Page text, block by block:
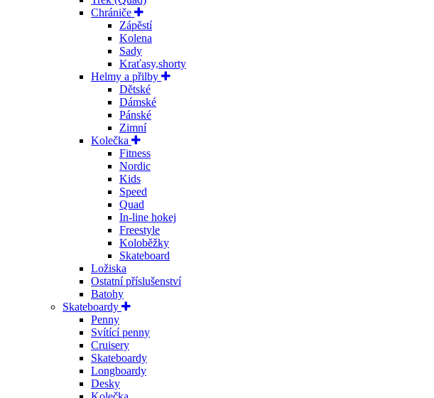
Chrániče
Zápěstí
Kolena
Sady
Kraťasy,shorty
Helmy a přilby
Dětské
Dámské
Pánské
Zimní
Kolečka
Fitness
Nordic
Kids
Speed
Quad
In-line hokej
Freestyle
Koloběžky
Skateboard
Ložiska
Ostatní příslušenství
Batohy
Skateboardy
Penny
Svítící penny
Cruisery
Skateboardy
Longboardy
Desky